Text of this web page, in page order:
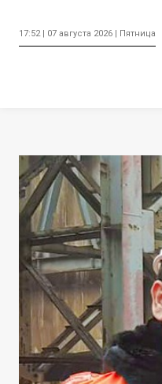
17:52 | 07 августа 2026 | Пятница